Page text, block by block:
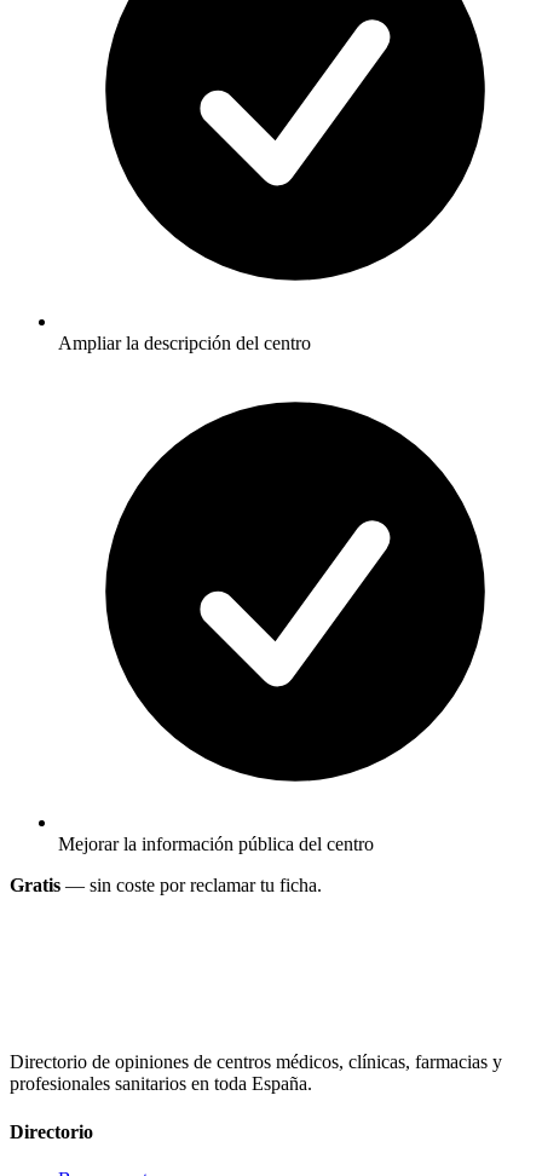
Ampliar la descripción del centro
Mejorar la información pública del centro
Gratis — sin coste por reclamar tu ficha.
Directorio de opiniones de centros médicos, clínicas, farmacias y
profesionales sanitarios en toda España.
Directorio